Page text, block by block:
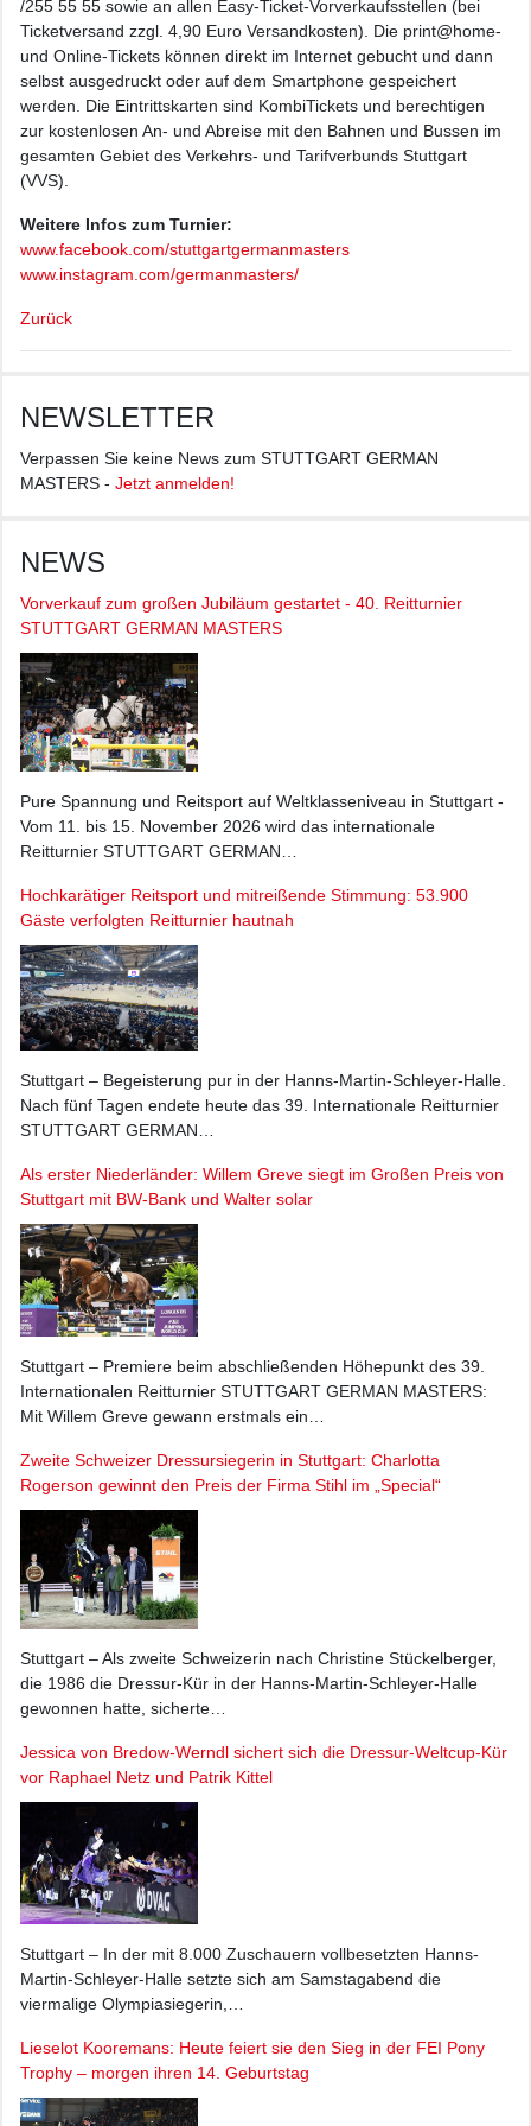
/255 55 55 sowie an allen Easy-Ticket-Vorverkaufsstellen (bei
Ticketversand zzgl. 4,90 Euro Versandkosten). Die print@home-
und Online-Tickets können direkt im Internet gebucht und dann
selbst ausgedruckt oder auf dem Smartphone gespeichert
werden. Die Eintrittskarten sind KombiTickets und berechtigen
zur kostenlosen An- und Abreise mit den Bahnen und Bussen im
gesamten Gebiet des Verkehrs- und Tarifverbunds Stuttgart
(VVS).
Weitere Infos zum Turnier:
www.facebook.com/stuttgartgermanmasters
www.instagram.com/germanmasters/
Zurück
NEWSLETTER
Verpassen Sie keine News zum STUTTGART GERMAN
MASTERS - Jetzt anmelden!
NEWS
Vorverkauf zum großen Jubiläum gestartet - 40. Reitturnier
STUTTGART GERMAN MASTERS
Pure Spannung und Reitsport auf Weltklasseniveau in Stuttgart -
Vom 11. bis 15. November 2026 wird das internationale
Reitturnier STUTTGART GERMAN…
Hochkarätiger Reitsport und mitreißende Stimmung: 53.900
Gäste verfolgten Reitturnier hautnah
Stuttgart – Begeisterung pur in der Hanns-Martin-Schleyer-Halle.
Nach fünf Tagen endete heute das 39. Internationale Reitturnier
STUTTGART GERMAN…
Als erster Niederländer: Willem Greve siegt im Großen Preis von
Stuttgart mit BW-Bank und Walter solar
Stuttgart – Premiere beim abschließenden Höhepunkt des 39.
Internationalen Reitturnier STUTTGART GERMAN MASTERS:
Mit Willem Greve gewann erstmals ein…
Zweite Schweizer Dressursiegerin in Stuttgart: Charlotta
Rogerson gewinnt den Preis der Firma Stihl im „Special“
Stuttgart – Als zweite Schweizerin nach Christine Stückelberger,
die 1986 die Dressur-Kür in der Hanns-Martin-Schleyer-Halle
gewonnen hatte, sicherte…
Jessica von Bredow-Werndl sichert sich die Dressur-Weltcup-Kür
vor Raphael Netz und Patrik Kittel
Stuttgart – In der mit 8.000 Zuschauern vollbesetzten Hanns-
Martin-Schleyer-Halle setzte sich am Samstagabend die
viermalige Olympiasiegerin,…
Lieselot Kooremans: Heute feiert sie den Sieg in der FEI Pony
Trophy – morgen ihren 14. Geburtstag